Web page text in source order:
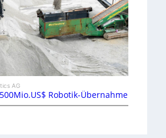
AG
Robotik-Übernahme